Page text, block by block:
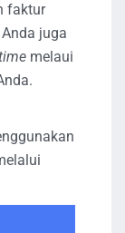
faktur
juga
melaui